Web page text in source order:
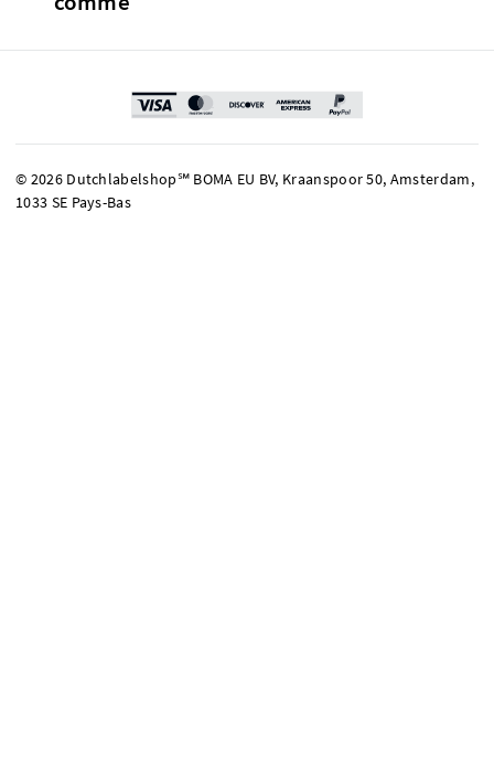
© 2026 Dutchlabelshop℠ BOMA EU BV, Kraanspoor 50, Amsterdam,
1033 SE Pays-Bas